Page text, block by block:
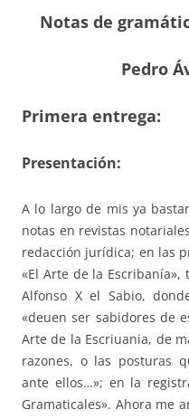
Notas de
Pedro
Primera entrega:
Presentación:
A lo largo de mis ya
notas en revistas
redacción jurídica; en las
«El Arte de la
Alfonso X el Sabio,
«deuen ser sabidores de
Arte de la Escriuania, de
razones, o las posturas
ante ellos…»; en la
Gramaticales». Ahora me